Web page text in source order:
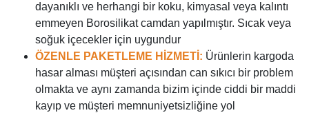
dayanıklı ve herhangi bir koku, kimyasal veya kalıntı
emmeyen Borosilikat camdan yapılmıştır. Sıcak veya
soğuk içecekler için uygundur
ÖZENLE PAKETLEME HİZMETİ: Ürünlerin kargoda
hasar alması müşteri açısından can sıkıcı bir problem
olmakta ve aynı zamanda bizim içinde ciddi bir maddi
kayıp ve müşteri memnuniyetsizliğine yol